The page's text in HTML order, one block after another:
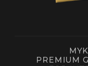
PREMIUM